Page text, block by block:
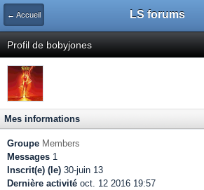
← Accueil LS forums
Profil de bobyjones
Mes informations
Groupe Members
Messages 1
Inscrit(e) (le) 30-juin 13
Dernière activité oct. 12 2016 19:57